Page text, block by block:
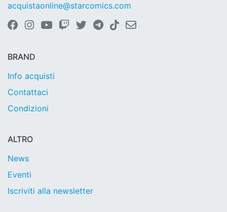
acquistaonline@starcomics.com
BRAND
Info acquisti
Contattaci
Condizioni
ALTRO
News
Eventi
Iscriviti alla newsletter